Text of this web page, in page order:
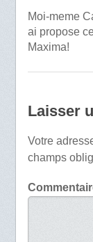
Moi-meme
ai propose
Maxima!
Laisser
Votre
champs